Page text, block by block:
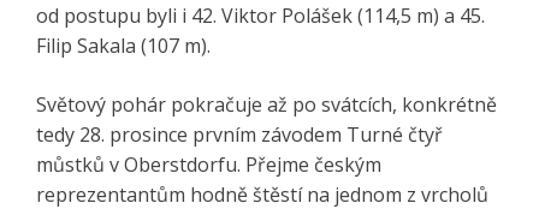
od postupu byli i 42. Viktor Polášek (114,5 m) a 45.
Filip Sakala (107 m).
Světový pohár pokračuje až po svátcích, konkrétně
tedy 28. prosince prvním závodem Turné čtyř
můstků v Oberstdorfu. Přejme českým
reprezentantům hodně štěstí na jednom z vrcholů